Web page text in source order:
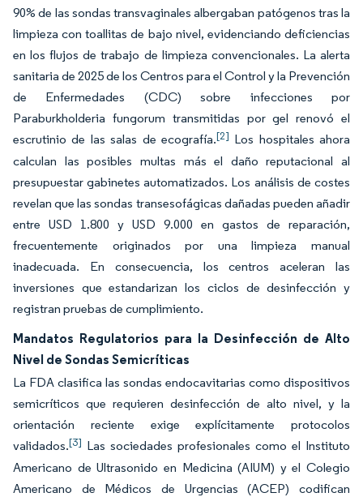
90% de las sondas transvaginales albergaban patógenos tras la
limpieza con toallitas de bajo nivel, evidenciando deficiencias
en los flujos de trabajo de limpieza convencionales. La alerta
sanitaria de 2025 de los Centros para el Control y la Prevención
de Enfermedades (CDC) sobre infecciones por
Paraburkholderia fungorum transmitidas por gel renovó el
escrutinio de las salas de ecografía.[2] Los hospitales ahora
calculan las posibles multas más el daño reputacional al
presupuestar gabinetes automatizados. Los análisis de costes
revelan que las sondas transesofágicas dañadas pueden añadir
entre USD 1.800 y USD 9.000 en gastos de reparación,
frecuentemente originados por una limpieza manual
inadecuada. En consecuencia, los centros aceleran las
inversiones que estandarizan los ciclos de desinfección y
registran pruebas de cumplimiento.
Mandatos Regulatorios para la Desinfección de Alto
Nivel de Sondas Semicríticas
La FDA clasifica las sondas endocavitarias como dispositivos
semicríticos que requieren desinfección de alto nivel, y la
orientación reciente exige explícitamente protocolos
validados.[3] Las sociedades profesionales como el Instituto
Americano de Ultrasonido en Medicina (AIUM) y el Colegio
Americano de Médicos de Urgencias (ACEP) codifican